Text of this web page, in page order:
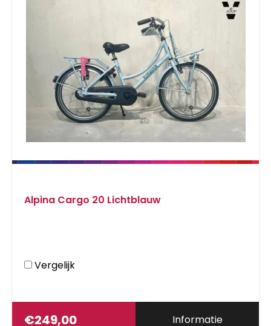
Alpina Cargo 20 Lichtblauw
Vergelijk
€249,00 Informatie